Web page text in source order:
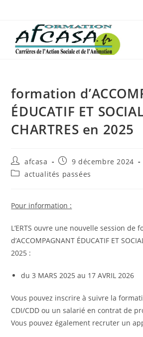
formation
ÉDUCATIF ET
CHARTRES en 2025
afcasa
9 décembre 2024
actualités passées
Pour information :
L’ERTS ouvre une nouvelle session de
d’ACCOMPAGNANT ÉDUCATIF ET
2025 :
du 3 MARS 2025 au 17 AVRIL 2026
Vous pouvez inscrire à suivre la
CDI/CDD ou un salarié en contrat de
Vous pouvez également recruter un